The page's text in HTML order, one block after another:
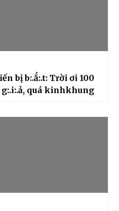
bị b:.ắ:.t: Trời ơi 100
g:.i:.ả, quá kinhkhung